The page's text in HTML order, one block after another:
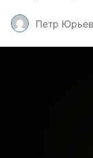
Петр Юрьев